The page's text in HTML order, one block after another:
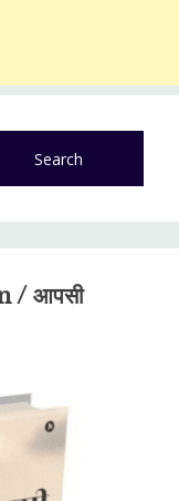
/ आपसी